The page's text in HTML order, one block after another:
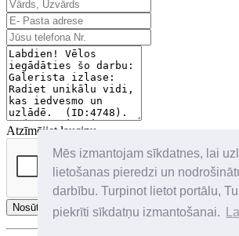
Mēs izmantojam sīkdatnes, lai
lietošanas pieredzi un
darbību. Turpinot lietot portālu,
piekrīti sīkdatņu izmantošanai.
Atzīmējiet lauciņu
Nosūtīt